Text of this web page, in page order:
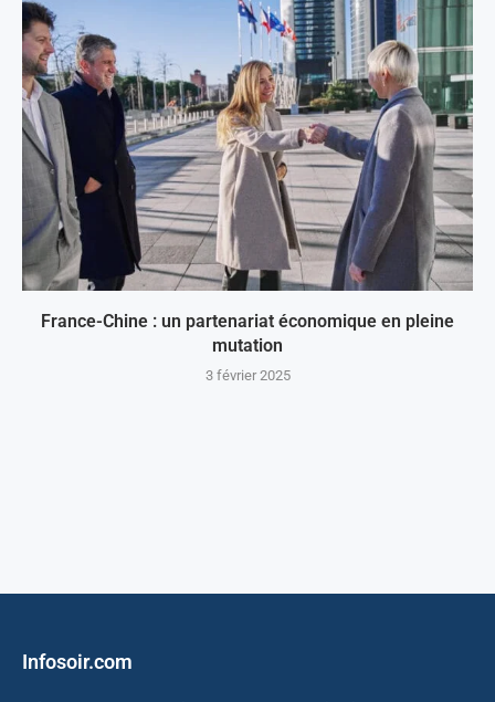
France-Chine : un partenariat économique en pleine
mutation
3 février 2025
Infosoir.com